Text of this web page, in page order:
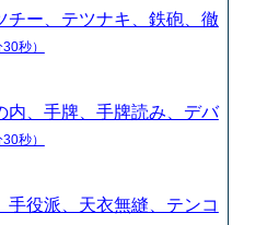
チー、テツナキ、鉄砲、徹
30秒）
内、手牌、手牌読み、デバ
30秒）
手役派、天衣無縫、テンコ